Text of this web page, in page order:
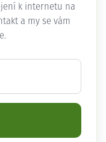
k internetu na
a my se vám